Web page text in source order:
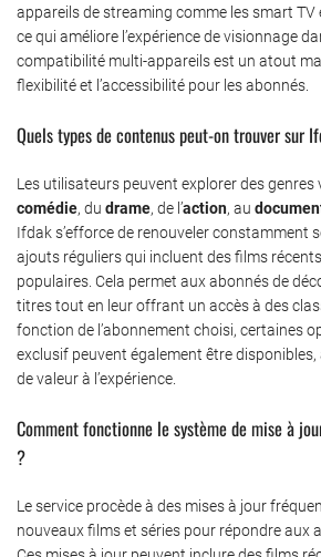
appareils de streaming comme les smart TV
ce qui améliore l’expérience de visionnage
compatibilité multi-appareils est un atout
flexibilité et l’accessibilité pour les abonnés.
Quels types de contenus peut-on trouver sur
Les utilisateurs peuvent explorer des genres
comédie, du drame, de l’action, au
Ifdak s’efforce de renouveler constamment
ajouts réguliers qui incluent des films
populaires. Cela permet aux abonnés de
titres tout en leur offrant un accès à des
fonction de l’abonnement choisi, certaines
exclusif peuvent également être
de valeur à l’expérience.
Comment fonctionne le système de mise à
?
Le service procède à des mises à jour
nouveaux films et séries pour répondre aux